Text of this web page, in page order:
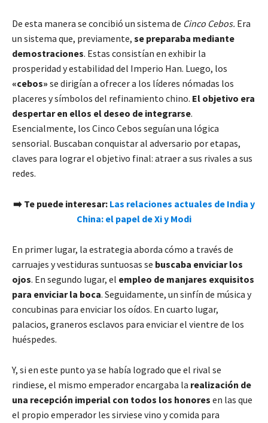
De esta manera se concibió un sistema de Cinco Cebos. Era
un sistema que, previamente, se preparaba mediante
demostraciones. Estas consistían en exhibir la
prosperidad y estabilidad del Imperio Han. Luego, los
«cebos» se dirigían a ofrecer a los líderes nómadas los
placeres y símbolos del refinamiento chino. El objetivo era
despertar en ellos el deseo de integrarse.
Esencialmente, los Cinco Cebos seguían una lógica
sensorial. Buscaban conquistar al adversario por etapas,
claves para lograr el objetivo final: atraer a sus rivales a sus
redes.
➡️ Te puede interesar: Las relaciones actuales de India y
China: el papel de Xi y Modi
En primer lugar, la estrategia aborda cómo a través de
carruajes y vestiduras suntuosas se buscaba enviciar los
ojos. En segundo lugar, el empleo de manjares exquisitos
para enviciar la boca. Seguidamente, un sinfín de música y
concubinas para enviciar los oídos. En cuarto lugar,
palacios, graneros esclavos para enviciar el vientre de los
huéspedes.
Y, si en este punto ya se había logrado que el rival se
rindiese, el mismo emperador encargaba la realización de
una recepción imperial con todos los honores en las que
el propio emperador les sirviese vino y comida para